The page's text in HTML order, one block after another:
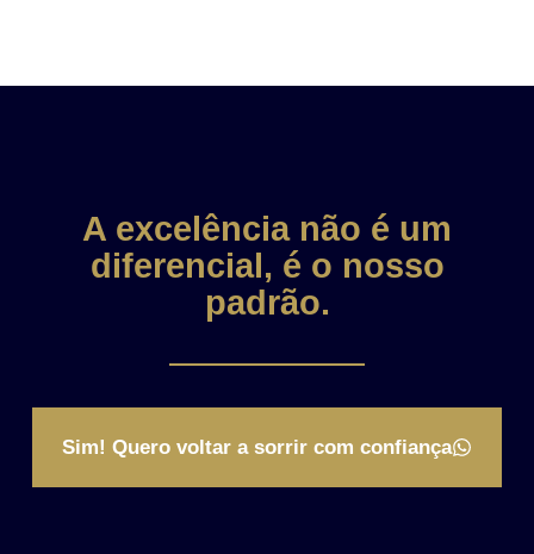
A excelência não é um
diferencial, é o nosso
padrão.
Sim! Quero voltar a sorrir com confiança